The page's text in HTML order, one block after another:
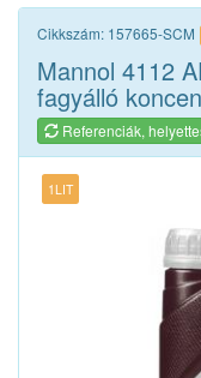
Cikkszám: 157665-SCM
Mannol 4112
fagyálló
Referenciák,
1LIT